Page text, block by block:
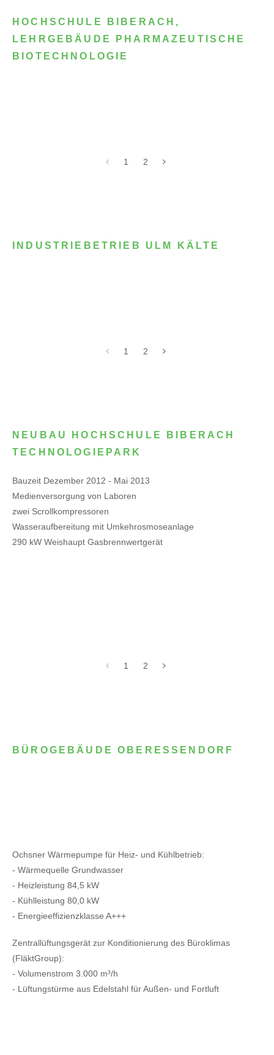
HOCHSCHULE BIBERACH,
LEHRGEBÄUDE PHARMAZEUTISCHE
BIOTECHNOLOGIE
1 2
INDUSTRIEBETRIEB ULM KÄLTE
1 2
NEUBAU HOCHSCHULE BIBERACH
TECHNOLOGIEPARK
Bauzeit Dezember 2012 - Mai 2013
Medienversorgung von Laboren
zwei Scrollkompressoren
Wasseraufbereitung mit Umkehrosmoseanlage
290 kW Weishaupt Gasbrennwertgerät
1 2
BÜROGEBÄUDE OBERESSENDORF
Ochsner Wärmepumpe für Heiz- und Kühlbetrieb:
- Wärmequelle Grundwasser
- Heizleistung 84,5 kW
- Kühlleistung 80,0 kW
- Energieeffizienzklasse A+++
Zentrallüftungsgerät zur Konditionierung des Büroklimas
(FläktGroup):
- Volumenstrom 3.000 m³/h
- Lüftungstürme aus Edelstahl für Außen- und Fortluft